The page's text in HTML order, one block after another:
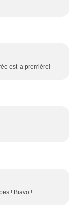
est la première!
! Bravo !